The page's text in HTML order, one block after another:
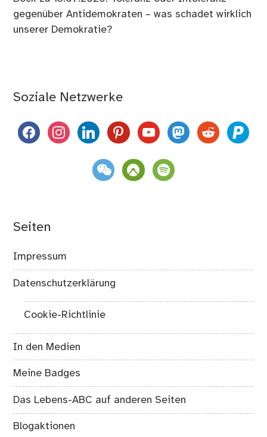
gegenüber Antidemokraten – was schadet wirklich
unserer Demokratie?
Soziale Netzwerke
facebookinstagramlinkedinpinterestyoutubemastodon
reddit paypal
weixin komootspotify
Seiten
Impressum
Datenschutzerklärung
Cookie-Richtlinie
In den Medien
Meine Badges
Das Lebens-ABC auf anderen Seiten
Blogaktionen